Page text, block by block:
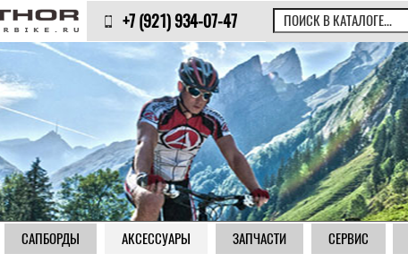
+7 (921) 934-07-47
САПБОРДЫ АКСЕССУАРЫ ЗАПЧАСТИ СЕРВИС